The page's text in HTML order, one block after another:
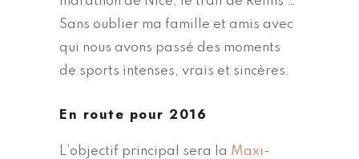
Sans oublier ma famille et amis avec
qui nous avons passé des moments
de sports intenses, vrais et sincères.
En route pour 2016
L’objectif principal sera la Maxi-